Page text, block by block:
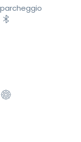
parcheggio